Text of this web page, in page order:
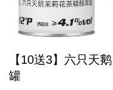
【10送3】六只天
罐